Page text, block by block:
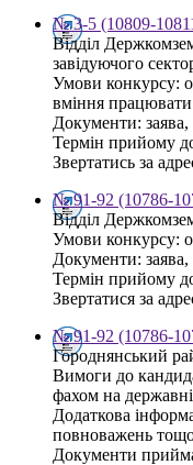
№ 3-5 (10809-
Відділ
завідуючого
Умови конкурсу:
вміння
Документи: заява,
Термін прийому
Звертатись за
№ 91-92 (10786-
Відділ
Умови конкурсу:
Документи: заява,
Термін прийому
Звертатися за
№ 91-92 (10786-
Городнянський
Вимоги до
фахом на
Додаткова
повноважень
Документи